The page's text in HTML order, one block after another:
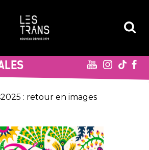
: retour en images